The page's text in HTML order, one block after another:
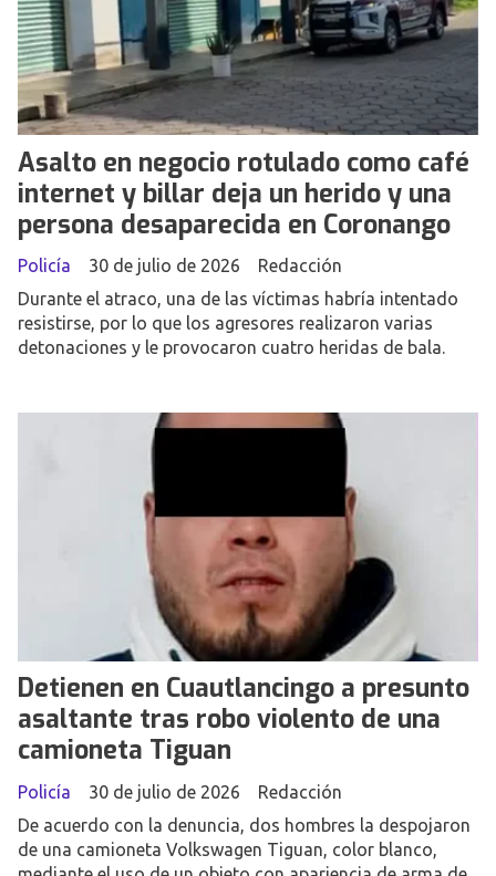
Asalto en negocio rotulado como café
internet y billar deja un herido y una
persona desaparecida en Coronango
Redacción
Policía
30 de julio de 2026
Durante el atraco, una de las víctimas habría intentado
resistirse, por lo que los agresores realizaron varias
detonaciones y le provocaron cuatro heridas de bala.
Detienen en Cuautlancingo a presunto
asaltante tras robo violento de una
camioneta Tiguan
Redacción
Policía
30 de julio de 2026
De acuerdo con la denuncia, dos hombres la despojaron
de una camioneta Volkswagen Tiguan, color blanco,